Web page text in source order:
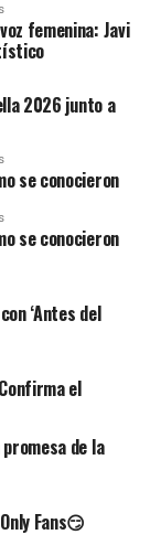
femenina: Javi
2026 junto a
se conocieron
se conocieron
‘Antes del
el
de la
Fans😏